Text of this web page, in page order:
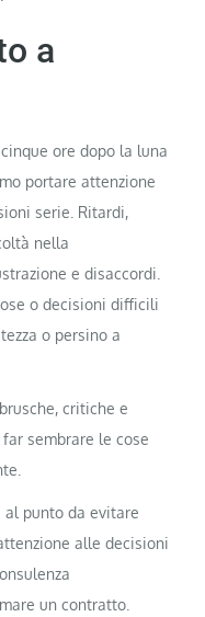
a
ore dopo la luna
portare attenzione
serie. Ritardi,
nella
e disaccordi.
o decisioni difficili
o persino a
critiche e
sembrare le cose
punto da evitare
alle decisioni
un contratto.